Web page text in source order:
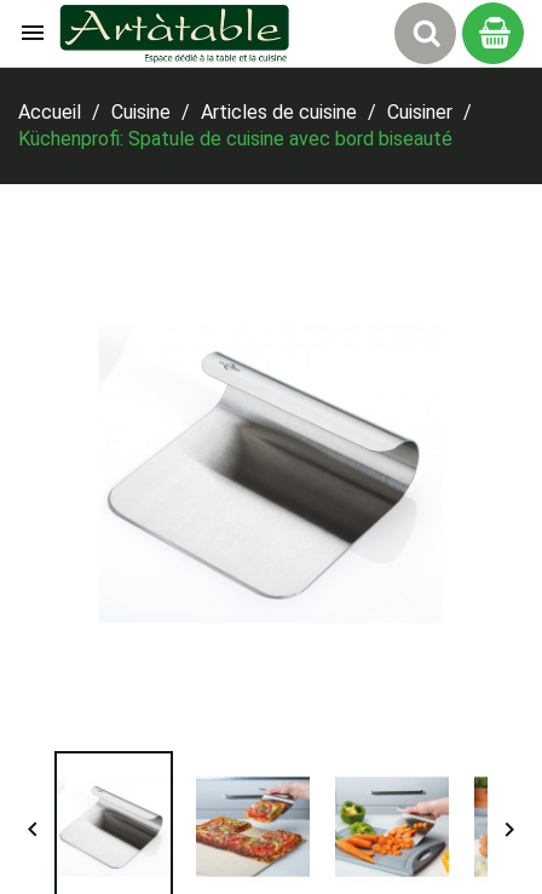

Accueil
Cuisine Articles de cuisine
Cuisiner
Küchenprofi: Spatule de cuisine avec bord biseauté
 